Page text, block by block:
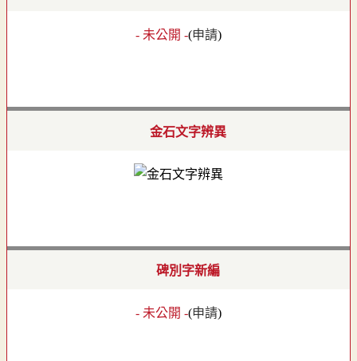
- 未公開 -(申請)
金石文字辨異
碑別字新編
- 未公開 -(申請)